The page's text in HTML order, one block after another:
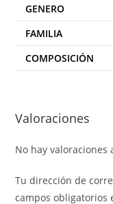
GENERO
FAMILIA
COMPOSICIÓN
Valoraciones
No hay valoraciones
Tu dirección de
campos obligatorios